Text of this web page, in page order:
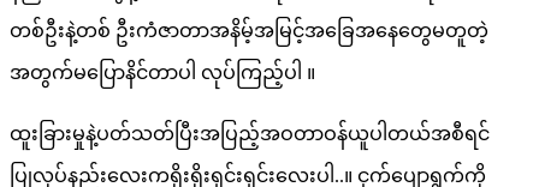
တစ်ဦးနဲ့တစ် ဦးကံဇာတာအနိမ့်အမြင့်အခြေအနေတွေမတူတဲ့
အတွက်မပြောနိင်တာပါ လုပ်ကြည့်ပါ ။
ထူးခြားမှုနဲ့ပတ်သတ်ပြီးအပြည့်အဝတာဝန်ယူပါတယ်အစီရင်
ပြုလုပ်နည်းလေးကရိုးရိုးရှင်းရှင်းလေးပါ..။ ငှက်ပျောရွက်ကို